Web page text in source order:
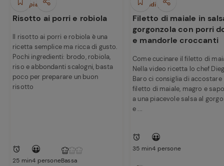
Primi piatti
Risotto ai porri e robiola
Il risotto ai porri e robiola è una
ricetta semplice ma ricca di gusto.
Pochi ingredienti: brodo, robiola,
riso e abbondanti scalogni, basta
poco per preparare un buon
risotto
25 min4 personeBassa
Secondi piatti
Filetto di maiale in
gorgonzola con porri
e mandorle croccanti
Come cucinare il filetto di
Nella video ricetta lo chef
Baro ci consiglia di accostare
filetto di maiale, magro e
a una piacevole salsa al
e ...
35 min4 persone